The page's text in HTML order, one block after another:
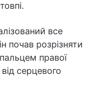
все
почав розрізняти
правої
серцевого